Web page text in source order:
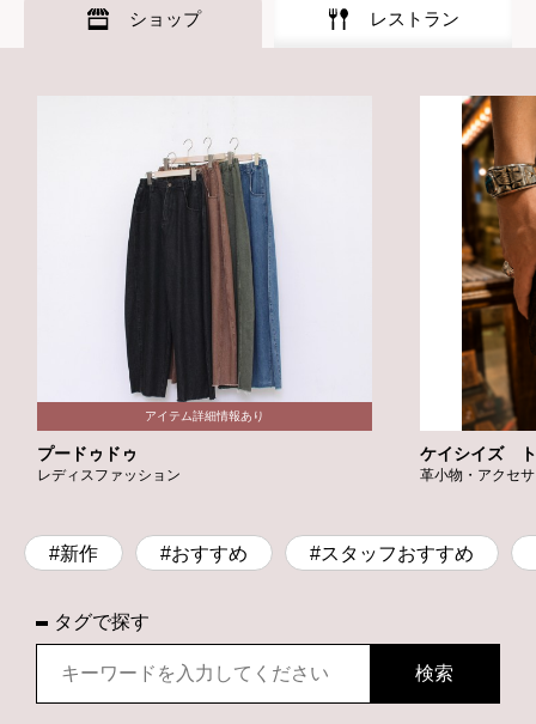
ショップ レストラン
プードゥドゥ
レディスファッション
ケイシイズ ト
革小物・アクセ
#新作 #おすすめ #スタッフおすすめ
タグで探す